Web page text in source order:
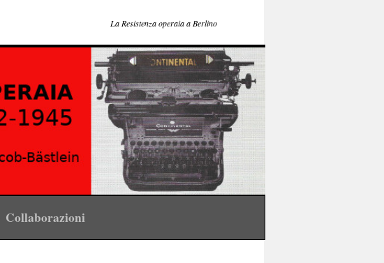
La Resistenza operaia a Berlino
Collaborazioni